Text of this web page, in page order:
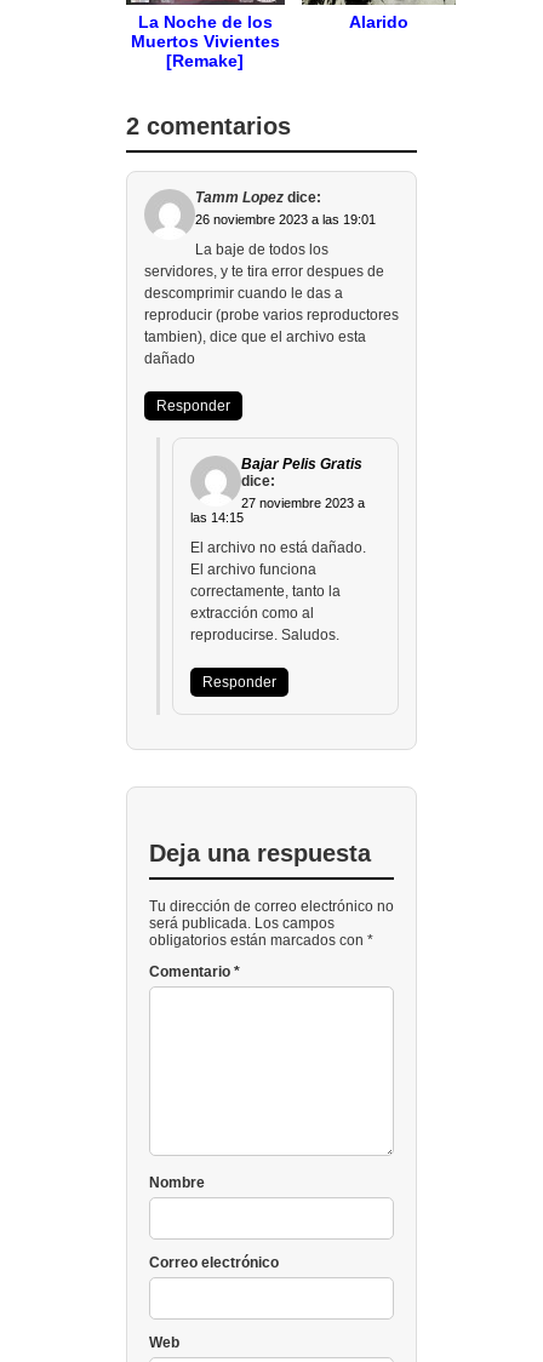
La Noche de los
Muertos Vivientes
[Remake]
Alarido
2 comentarios
Tamm Lopez dice:
26 noviembre 2023 a las 19:01
La baje de todos los
servidores, y te tira error despues de
descomprimir cuando le das a
reproducir (probe varios reproductores
tambien), dice que el archivo esta
dañado
Responder
Bajar Pelis Gratis
dice:
27 noviembre 2023 a
las 14:15
El archivo no está dañado.
El archivo funciona
correctamente, tanto la
extracción como al
reproducirse. Saludos.
Responder
Deja una respuesta
Tu dirección de correo electrónico no
será publicada. Los campos
obligatorios están marcados con *
Comentario *
Nombre
Correo electrónico
Web